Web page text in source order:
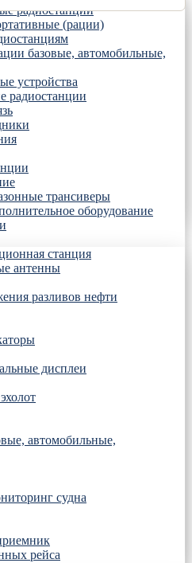
радиостанции
(рации)
базовые, автомобильные,
устройства
радиостанции
трансиверы
оборудование
станция
антенны
разливов нефти
дисплеи
автомобильные,
судна
рейса